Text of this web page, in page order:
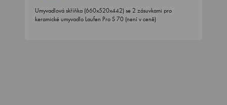
Umyvadlová skříňka (660x520x442) se 2 zásuvkami pro
keramické umyvadlo Laufen Pro S 70 (není v ceně)